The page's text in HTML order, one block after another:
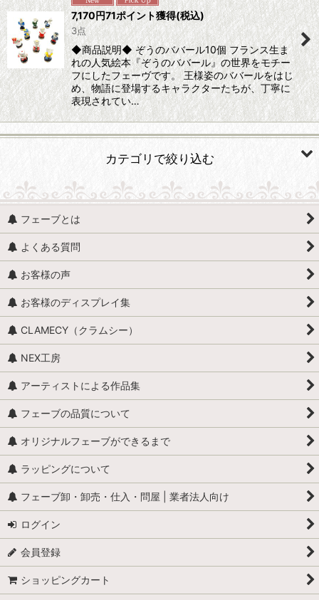
絞り込む
7,170円71ポイント獲得(税込)
3点
◆商品説明◆ ぞうのババール10個 フランス生ま
れの人気絵本『ぞうのババール』の世界をモチー
フにしたフェーヴです。 王様姿のババールをはじ
め、物語に登場するキャラクターたちが、丁寧に
表現されてい…
カテゴリで絞り込む
人形・人物 (すべての商品を表示)
人形・人物全般
アンティークドール
映画・ヒーロー
王・貴族・英雄・歴史上の人物
おやすみなさい、こども達 / くまのヌーヌー
怪物
学校
学者・発明家・詩人
カリメロ
キティ
小人
フェーブとは
よくある質問
お客様の声
お客様のディスプレイ集
CLAMECY（クラムシー）
NEX工房
アーティストによる作品集
フェーブの品質について
オリジナルフェーブができるまで
ラッピングについて
フェーブ卸・卸売・仕入・問屋 | 業者法人向け
ログイン
会員登録
ショッピングカート